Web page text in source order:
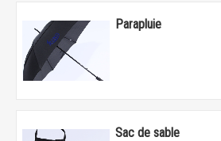
Parapluie
Sac de sable